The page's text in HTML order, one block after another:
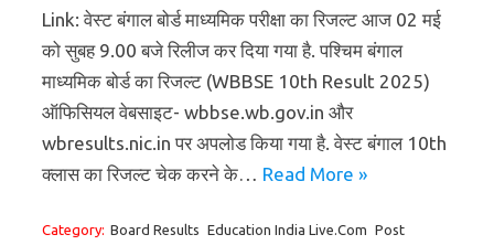
Link: वेस्ट बंगाल बोर्ड माध्यमिक परीक्षा का रिजल्ट आज 02 मई
को सुबह 9.00 बजे रिलीज कर दिया गया है. पश्चिम बंगाल
माध्यमिक बोर्ड का रिजल्ट (WBBSE 10th Result 2025)
ऑफिसियल वेबसाइट- wbbse.wb.gov.in और
wbresults.nic.in पर अपलोड किया गया है. वेस्ट बंगाल 10th
क्लास का रिजल्ट चेक करने के… Read More »
Category: Board Results Education India Live.Com Post